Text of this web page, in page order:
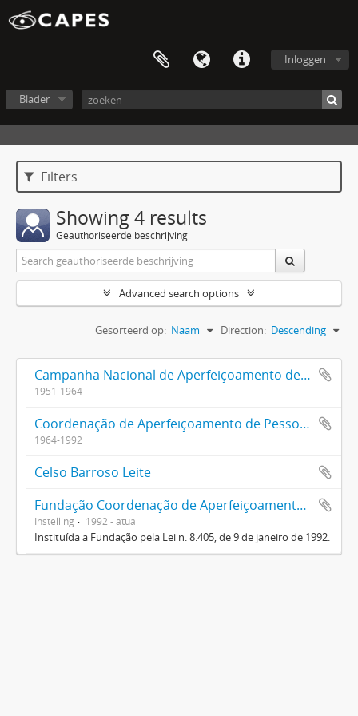
Inloggen
Blader
Filters
Showing 4 results
Geauthoriseerde beschrijving
Advanced search options
Gesorteerd op: Naam Direction: Descending
Campanha Nacional de Aperfeiçoamento de Pessoal de Nível Superior (CAPES)
1951-1964
Coordenação de Aperfeiçoamento de Pessoal de Nível Superior (CAPES)
1964-1992
Celso Barroso Leite
Fundação Coordenação de Aperfeiçoamento de Pessoal de Nível Superior (CAPES)
Instelling 1992 - atual
Instituída a Fundação pela Lei n. 8.405, de 9 de janeiro de 1992.